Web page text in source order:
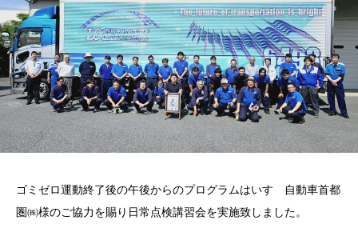
ゴミゼロ運動終了後の午後からのプログラムはいすゞ自動車首都
圏㈱様のご協力を賜り日常点検講習会を実施致しました。